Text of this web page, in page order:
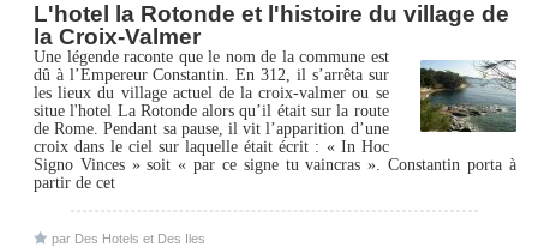
L'hotel la Rotonde et l'histoire du village de
la Croix-Valmer
Une légende raconte que le nom de la commune est
dû à l’Empereur Constantin. En 312, il s’arrêta sur
les lieux du village actuel de la croix-valmer ou se
situe l'hotel La Rotonde alors qu’il était sur la route
de Rome. Pendant sa pause, il vit l’apparition d’une
croix dans le ciel sur laquelle était écrit : « In Hoc
Signo Vinces » soit « par ce signe tu vaincras ». Constantin porta à
partir de cet
par Des Hotels et Des Iles